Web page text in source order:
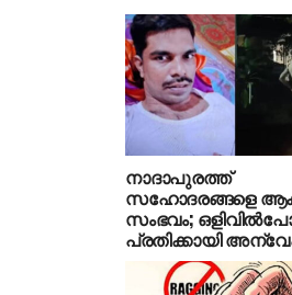
നാദാപുരത്ത്
സഹോദരങ്ങളെ
സംഭവം;
പ്രതിക്കായി